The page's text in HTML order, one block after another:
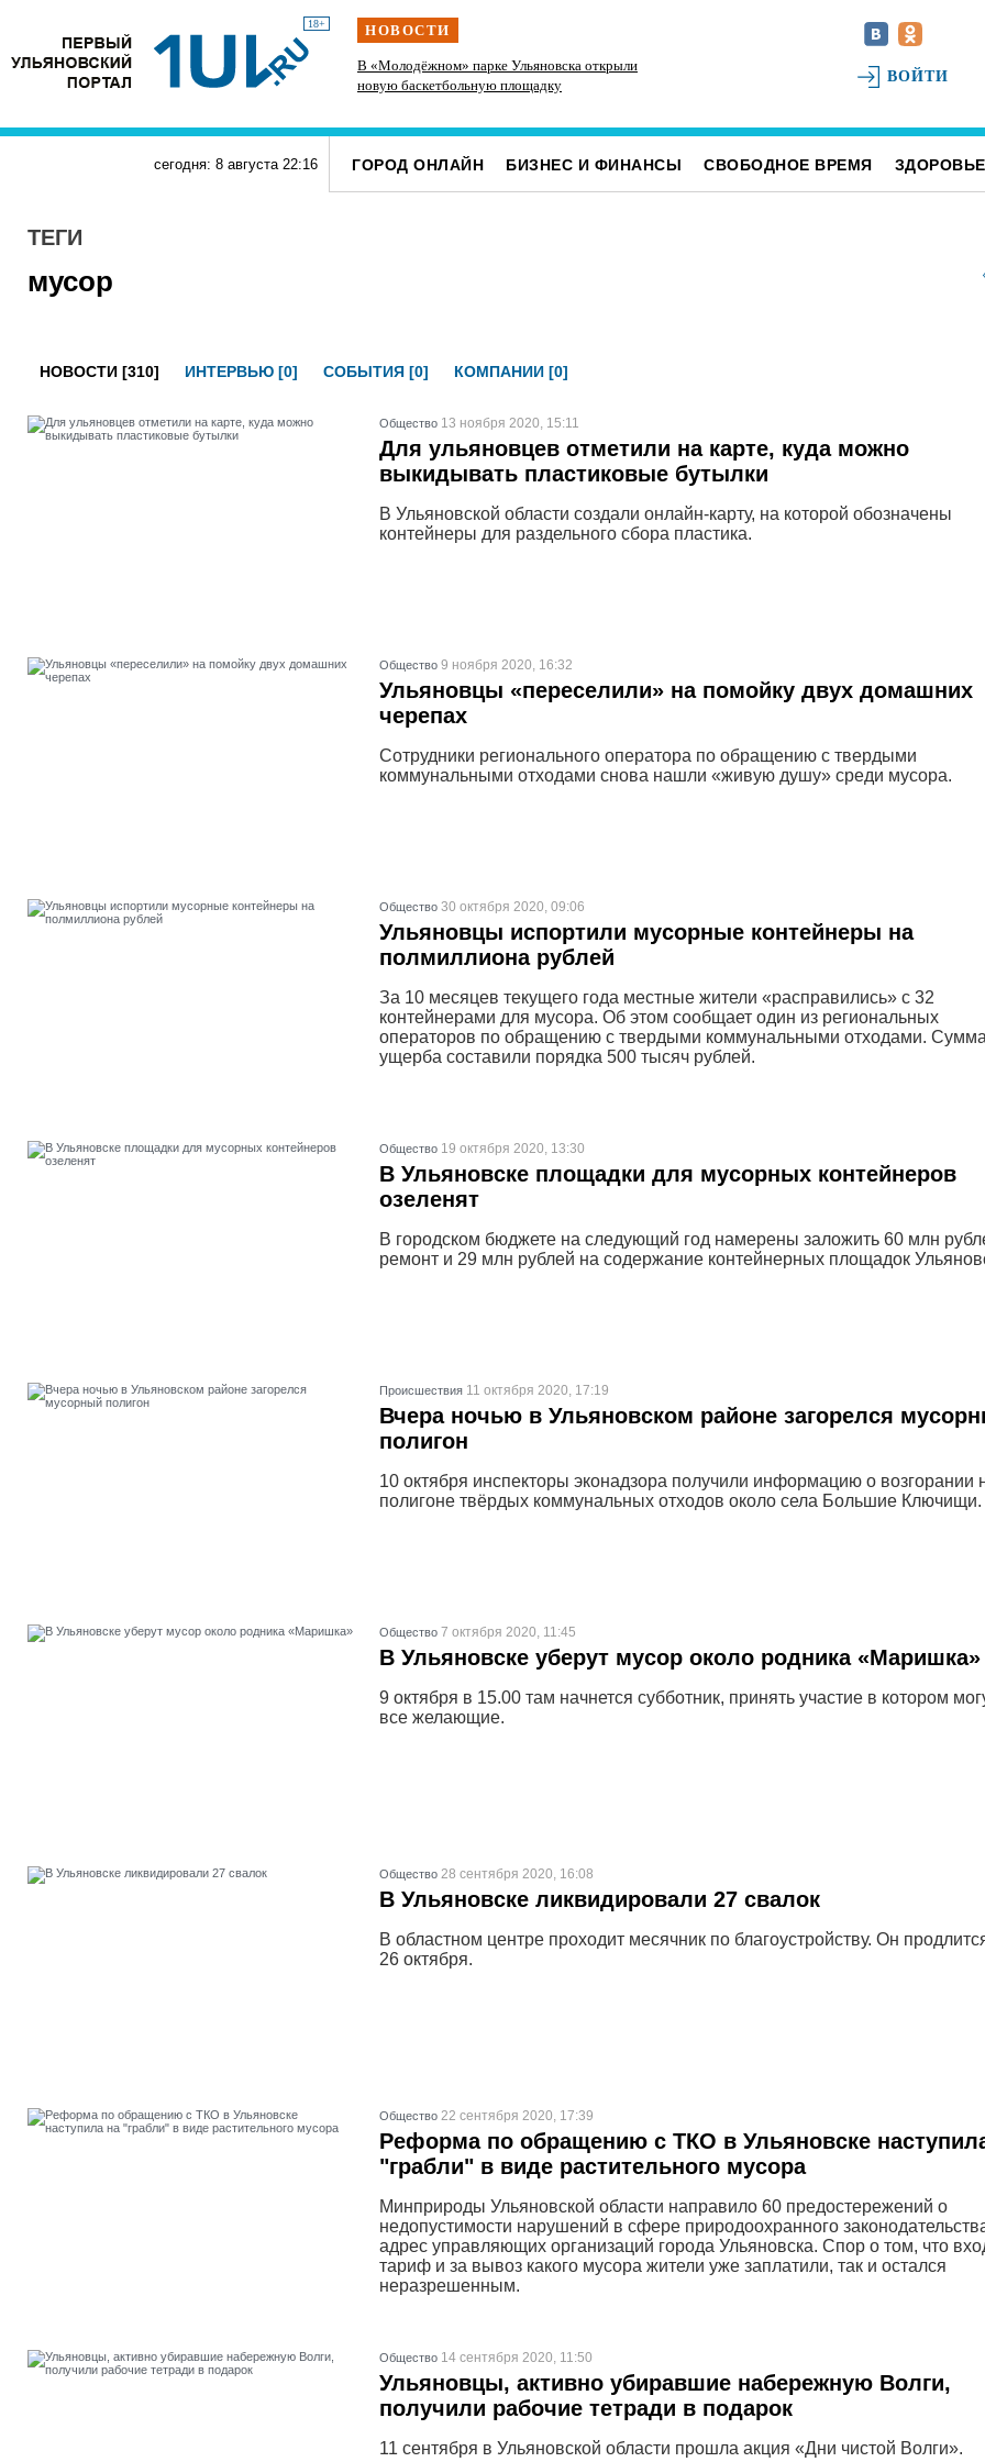
18+ НОВОСТИ
и На участке проспекта Гая в Ульяновске
запретили остановку транспорта
В «Молодёжном» парке Ульяновска открыли
новую баскетбольную площадку
В Ульяновском районе благоустраивают место
ВОЙТИ
сегодня: 8 августа 22:16 ГОРОД ОНЛАЙН БИЗНЕС И ФИНАНСЫ СВОБОДНОЕ ВРЕМЯ ЗДОРОВЬЕ
ТЕГИ
мусор
НОВОСТИ [310] ИНТЕРВЬЮ [0] СОБЫТИЯ [0] КОМПАНИИ [0]
Общество 13 ноября 2020, 15:11
Для ульяновцев отметили на карте, куда можно
выкидывать пластиковые бутылки
В Ульяновской области создали онлайн-карту, на которой обозначены
контейнеры для раздельного сбора пластика.
Общество 9 ноября 2020, 16:32
Ульяновцы «переселили» на помойку двух домашних
черепах
Сотрудники регионального оператора по обращению с твердыми
коммунальными отходами снова нашли «живую душу» среди мусора.
Общество 30 октября 2020, 09:06
Ульяновцы испортили мусорные контейнеры на
полмиллиона рублей
За 10 месяцев текущего года местные жители «расправились» с 32
контейнерами для мусора. Об этом сообщает один из региональных
операторов по обращению с твердыми коммунальными отходами. Сумма
ущерба составили порядка 500 тысяч рублей.
Общество 19 октября 2020, 13:30
В Ульяновске площадки для мусорных контейнеров
озеленят
В городском бюджете на следующий год намерены заложить 60 млн
ремонт и 29 млн рублей на содержание контейнерных площадок
Проиcшествия 11 октября 2020, 17:19
Вчера ночью в Ульяновском районе загорелся
полигон
10 октября инспекторы эконадзора получили информацию о возгорании
полигоне твёрдых коммунальных отходов около села Большие Ключищи.
Общество 7 октября 2020, 11:45
В Ульяновске уберут мусор около родника «Маришка»
9 октября в 15.00 там начнется субботник, принять участие в котором
все желающие.
Общество 28 сентября 2020, 16:08
В Ульяновске ликвидировали 27 свалок
В областном центре проходит месячник по благоустройству. Он
26 октября.
Общество 22 сентября 2020, 17:39
Реформа по обращению с ТКО в Ульяновске
"грабли" в виде растительного мусора
Минприроды Ульяновской области направило 60 предостережений о
недопустимости нарушений в сфере природоохранного
адрес управляющих организаций города Ульяновска. Спор о том, что
тариф и за вывоз какого мусора жители уже заплатили, так и остался
неразрешенным.
Общество 14 сентября 2020, 11:50
Ульяновцы, активно убиравшие набережную Волги,
получили рабочие тетради в подарок
11 сентября в Ульяновской области прошла акция «Дни чистой Волги».